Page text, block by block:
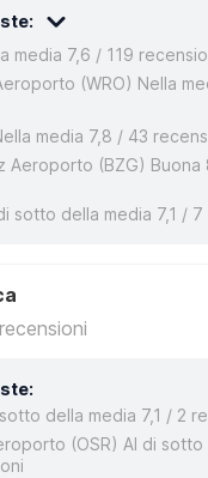
media 7,6 / 119
(WRO) Nella
media 7,8 / 43
Aeroporto (BZG) Buona
sotto della media 7,1 /
della media 7,1 / 2
(OSR) Al di sotto